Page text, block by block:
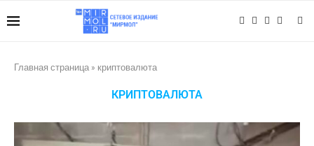
Главная страница » криптовалюта
КРИПТОВАЛЮТА